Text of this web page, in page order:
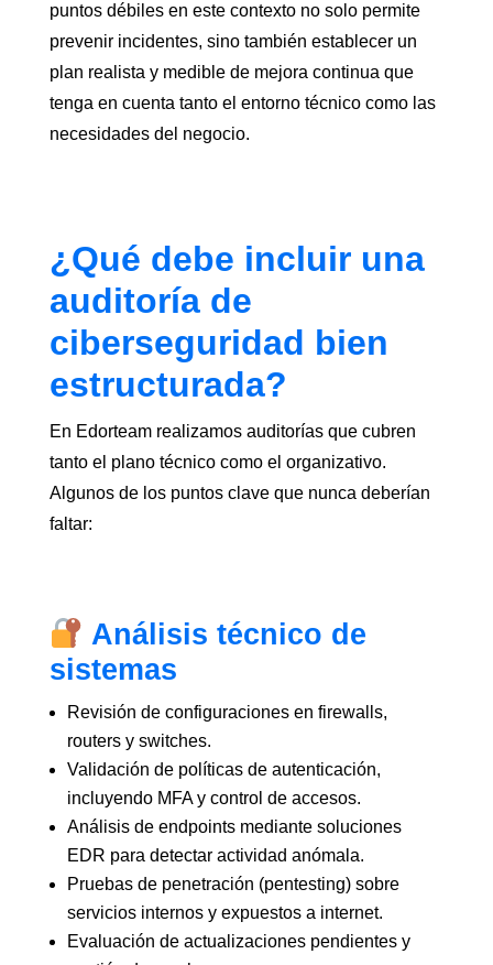
puntos débiles en este contexto no solo permite
prevenir incidentes, sino también establecer un
plan realista y medible de mejora continua que
tenga en cuenta tanto el entorno técnico como las
necesidades del negocio.
¿Qué debe incluir una
auditoría de
ciberseguridad bien
estructurada?
En Edorteam realizamos auditorías que cubren
tanto el plano técnico como el organizativo.
Algunos de los puntos clave que nunca deberían
faltar:
Análisis técnico de
sistemas
Revisión de configuraciones en firewalls,
routers y switches.
Validación de políticas de autenticación,
incluyendo MFA y control de accesos.
Análisis de endpoints mediante soluciones
EDR para detectar actividad anómala.
Pruebas de penetración (pentesting) sobre
servicios internos y expuestos a internet.
Evaluación de actualizaciones pendientes y